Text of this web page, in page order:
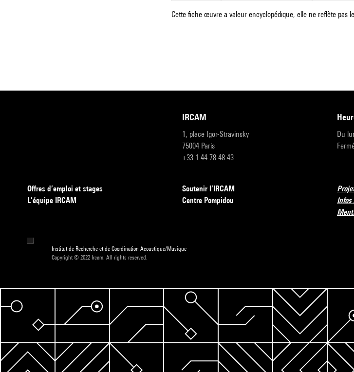
Cette fiche œuvre a valeur encyclopédique, elle ne reflète pas
IRCAM
1, place Igor-Stravinsky
75004 Paris
+33 1 44 78 48 43
Du
Offres d’emploi et stages
L’équipe IRCAM
Soutenir l’IRCAM
Centre Pompidou
Institut de Recherche et de Coordination Acoustique/Musique
Copyright © 2022 Ircam. All rights reserved.